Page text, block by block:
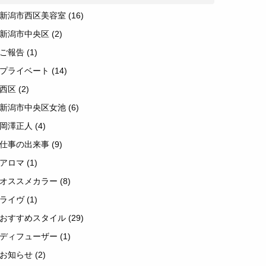
新潟市西区美容室 (16)
新潟市中央区 (2)
ご報告 (1)
プライベート (14)
西区 (2)
新潟市中央区女池 (6)
岡澤正人 (4)
仕事の出来事 (9)
アロマ (1)
オススメカラー (8)
ライヴ(1)
おすすめスタイル (29)
ディフューザー (1)
お知らせ (2)